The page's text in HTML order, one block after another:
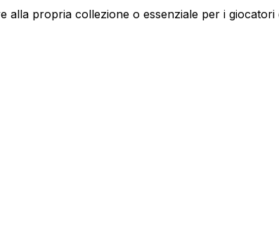
alla propria collezione o essenziale per i